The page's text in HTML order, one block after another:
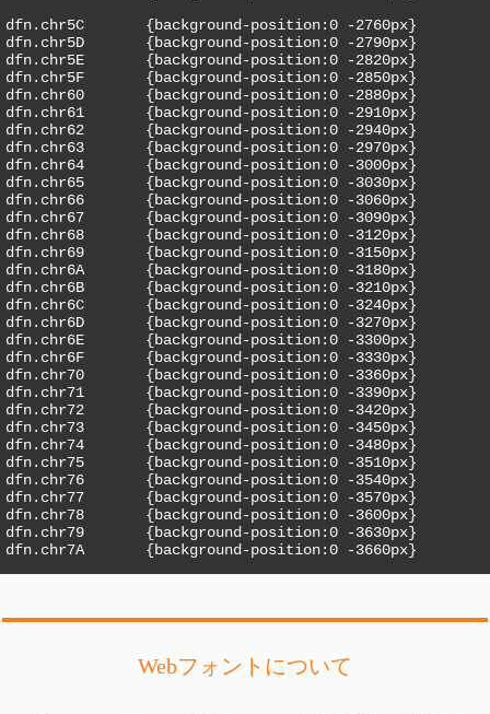
dfn.chr5C	{background-position:0 -2760px}
dfn.chr5D	{background-position:0 -2790px}
dfn.chr5E	{background-position:0 -2820px}
dfn.chr5F	{background-position:0 -2850px}
dfn.chr60	{background-position:0 -2880px}
dfn.chr61	{background-position:0 -2910px}
dfn.chr62	{background-position:0 -2940px}
dfn.chr63	{background-position:0 -2970px}
dfn.chr64	{background-position:0 -3000px}
dfn.chr65	{background-position:0 -3030px}
dfn.chr66	{background-position:0 -3060px}
dfn.chr67	{background-position:0 -3090px}
dfn.chr68	{background-position:0 -3120px}
dfn.chr69	{background-position:0 -3150px}
dfn.chr6A	{background-position:0 -3180px}
dfn.chr6B	{background-position:0 -3210px}
dfn.chr6C	{background-position:0 -3240px}
dfn.chr6D	{background-position:0 -3270px}
dfn.chr6E	{background-position:0 -3300px}
dfn.chr6F	{background-position:0 -3330px}
dfn.chr70	{background-position:0 -3360px}
dfn.chr71	{background-position:0 -3390px}
dfn.chr72	{background-position:0 -3420px}
dfn.chr73	{background-position:0 -3450px}
dfn.chr74	{background-position:0 -3480px}
dfn.chr75	{background-position:0 -3510px}
dfn.chr76	{background-position:0 -3540px}
dfn.chr77	{background-position:0 -3570px}
dfn.chr78	{background-position:0 -3600px}
dfn.chr79	{background-position:0 -3630px}
dfn.chr7A	{background-position:0 -3660px}
Webフォントについて